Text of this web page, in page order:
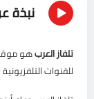
نبذة
تلفاز العربهو
للقنوات